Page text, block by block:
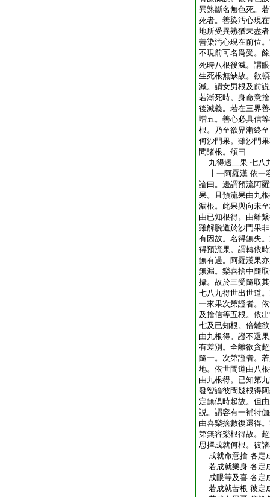
異熟斷名無色死。
死者。善染汚心現
地所受異熟猶未盡
善染汚心現在前位
不現前可名爲受。
死時八根後滅。謂
生死根無缺故。欲
滅。謂女男根及前
若漸死時。身命意
後滅義。若在三界
増五。善心必具信
根。乃至欲界漸終
何沙門果。雖沙門
問諸根。頌曰
九得邊二果 七八
十一阿羅漢 依一
論曰。邊謂預流阿
果。且預流果由九
漏根。此果與向未
由已知根得。由離
雖解脱道於沙門果
有因故。名得無失
得預流果。謂轉依
無有過。阿羅漢果
無漏。樂喜捨中隨
攝。故於三受隨取
七八九得世出世道
一來果次第證者。
及捨信等五根。依
七及已知根。倍離
由九根得。證不還
有差別。全離欲貪
隨一。次第證者。
地。依世間道由八
由九根得。已知第
發智論彼問幾根得
定無倶時起故。但
説。謂容有一補特
由喜樂捨數復還得
第無容樂根得故。
思擇成就何根。彼
成就命意捨 各定
若成就樂身 各定
成眼等及喜 各定
若成就苦根 彼定